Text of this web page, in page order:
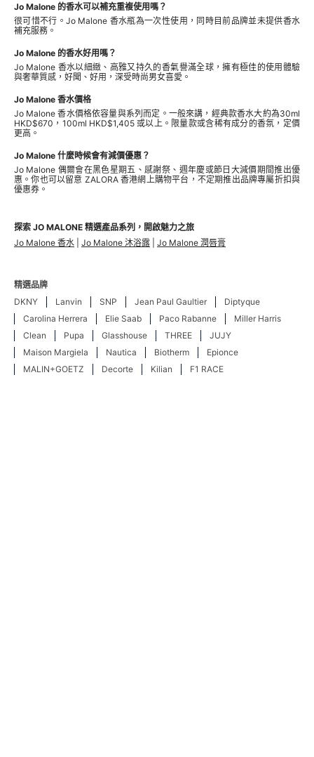
Jo Malone 的香水可以補充重複使用嗎？
很可惜不行。Jo Malone 香水瓶為一次性使用，同時目前品牌並未提供香水
補充服務。
Jo Malone 的香水好用嗎？
Jo Malone 香水以細緻、高雅又持久的香氣譽滿全球，擁有極佳的使用體驗
與奢華質感，好聞、好用，深受時尚男女喜愛。
Jo Malone 香水價格
Jo Malone 香水價格依容量與系列而定。一般來講，經典款香水大約為30ml
HKD$670，100ml HKD$1,405 或以上。限量款或含稀有成分的香氛，定價
更高。
Jo Malone 什麼時候會有減價優惠？
Jo Malone 偶爾會在黑色星期五、感謝祭、週年慶或節日大減價期間推出優
惠。你也可以留意 ZALORA 香港網上購物平台，不定期推出品牌專屬折扣與
優惠券。
探索 JO MALONE 精選產品系列，開啟魅力之旅
Jo Malone 香水
Jo Malone 沐浴露 Jo Malone 潤唇膏
精選品牌
DKNY
Lanvin SNP Jean Paul Gaultier
Diptyque
Carolina Herrera
Elie Saab Paco Rabanne
Miller Harris
Clean
Pupa Glasshouse THREE
JUJY
Maison Margiela
Nautica Biotherm
Epionce
MALIN+GOETZ
Decorte Kilian F1 RACE